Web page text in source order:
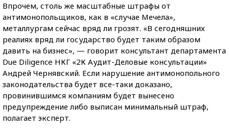
Впрочем, столь же масштабные штрафы от
антимонопольщиков, как в «случае Мечела»,
металлургам сейчас вряд ли грозят. «В сегодняшних
реалиях вряд ли государство будет таким образом
давить на бизнес», — говорит консультант департамента
Due Diligence НКГ «2К Аудит-Деловые консультации»
Андрей Чернявский. Если нарушение антимонопольного
законодательства будет все-таки доказано,
провинившимся компаниям будет вынесено
предупреждение либо выписан минимальный штраф,
полагает эксперт.